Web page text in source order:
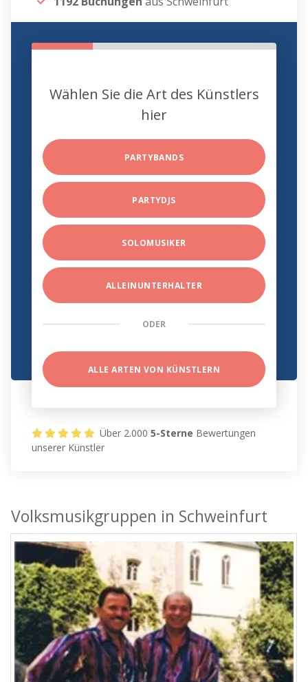
Wählen Sie die Art des Künstlers
hier
PARTYBANDS
PARTYDJS
SOLOMUSIKER
ALLEINUNTERHALTER
ODER
ALLE ARTEN VON KÜNSTLERN
Über 2.0005-Sterne Bewertungen
unserer Künstler
Volksmusikgruppen in Schweinfurt